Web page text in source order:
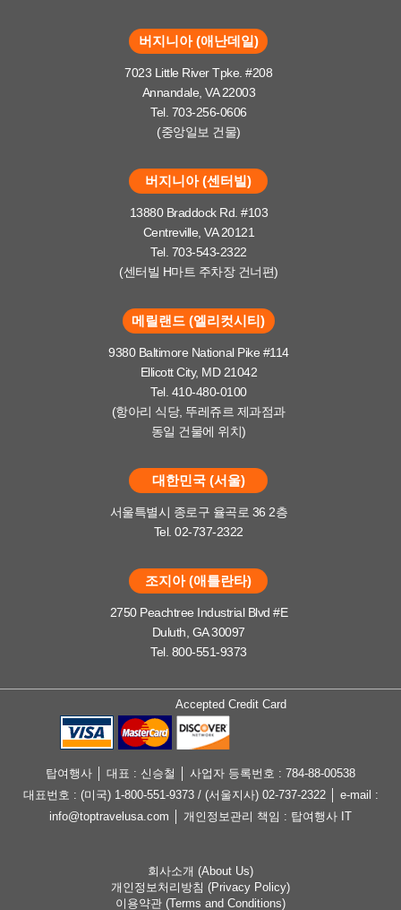
버지니아 (애난데일)
7023 Little River Tpke. #208
Annandale, VA 22003
Tel. 703-256-0606
(중앙일보 건물)
버지니아 (센터빌)
13880 Braddock Rd. #103
Centreville, VA 20121
Tel. 703-543-2322
(센터빌 H마트 주차장 건너편)
메릴랜드 (엘리컷시티)
9380 Baltimore National Pike #114
Ellicott City, MD 21042
Tel. 410-480-0100
(항아리 식당, 뚜레쥬르 제과점과
동일 건물에 위치)
대한민국 (서울)
서울특별시 종로구 율곡로 36 2층
Tel. 02-737-2322
조지아 (애틀란타)
2750 Peachtree Industrial Blvd #E
Duluth, GA 30097
Tel. 800-551-9373
Accepted Credit Card
탑여행사 │ 대표 : 신승철 │ 사업자 등록번호 : 784-88-00538
대표번호 : (미국) 1-800-551-9373 / (서울지사) 02-737-2322 │ e-mail :
info@toptravelusa.com │ 개인정보관리 책임 : 탑여행사 IT
회사소개 (About Us)
개인정보처리방침 (Privacy Policy)
이용약관 (Terms and Conditions)